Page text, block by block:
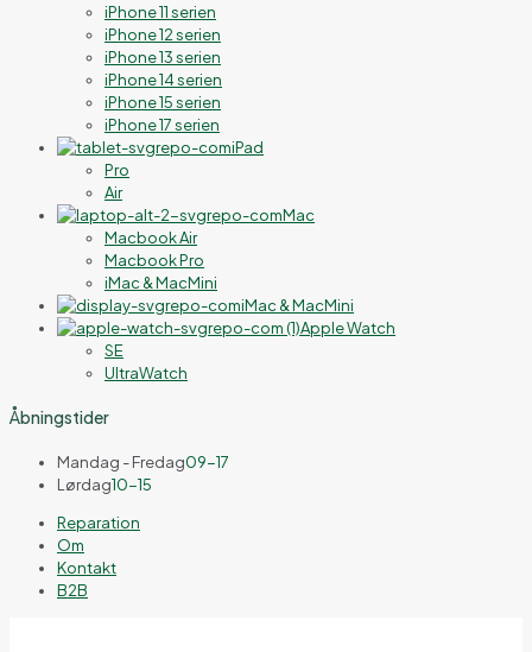
iPhone 11 serien
iPhone 12 serien
iPhone 13 serien
iPhone 14 serien
iPhone 15 serien
iPhone 17 serien
iPad
Pro
Air
Mac
Macbook Air
Macbook Pro
iMac & MacMini
iMac & MacMini
Apple Watch
SE
UltraWatch
Åbningstider
Mandag - Fredag09-17
Lørdag10-15
Reparation
Om
Kontakt
B2B